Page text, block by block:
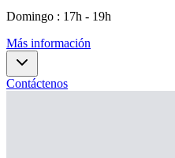
Domingo : 17h - 19h
Más información
Contáctenos